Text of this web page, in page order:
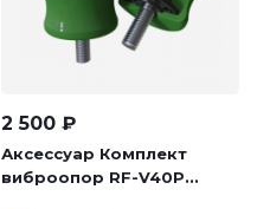
2 500 ₽
Аксессуар Комплект
виброопор RF-V40P...